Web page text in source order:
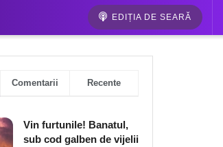
EDIȚIA DE SEARĂ
Comentarii Recente
Vin furtunile! Banatul,
sub cod galben de vijelii